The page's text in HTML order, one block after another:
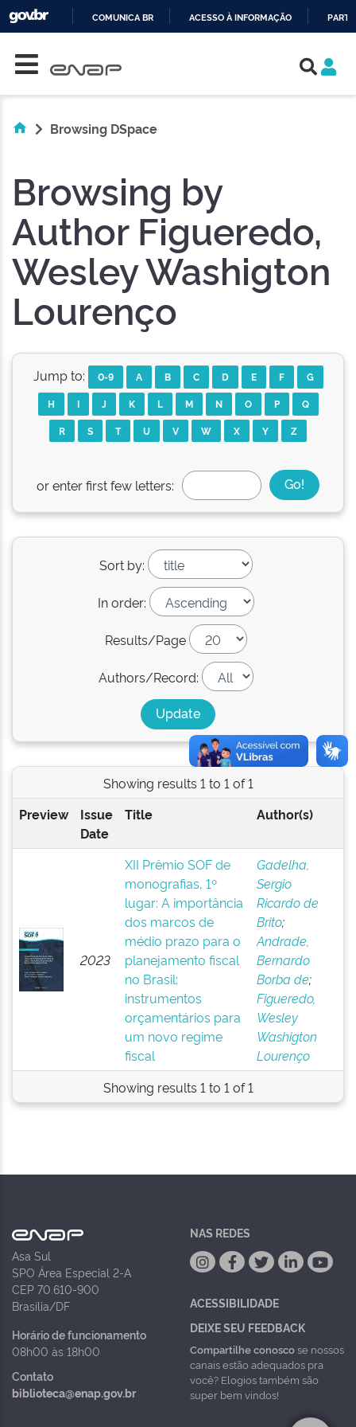
COMUNICA BR ACESSO À INFORMAÇÃO
Browsing DSpace
Browsing by
Author Figueredo,
Wesley Washigton
Lourenço
Jump to: 0-9 A B C D E F
G
H
I J K L M N O P
Q
R
S T U V W X Y Z
or enter first few letters:
Sort by:
In order:
Results/Page
Authors/Record:
Showing results 1 to 1 of 1
Preview
Issue
Date
Title Author(s)
2023
XII Prêmio SOF de
monografias, 1º
lugar: A importância
dos marcos de
médio prazo para o
planejamento fiscal
no Brasil:
instrumentos
orçamentários para
um novo regime
fiscal
Gadelha,
Sergio
Ricardo de
Brito;
Andrade,
Bernardo
Borba de;
Figueredo,
Wesley
Washigton
Lourenço
Showing results 1 to 1 of 1
Asa Sul
SPO Área Especial 2-A
CEP 70.610-900
Brasília/DF
Horário de funcionamento
08h00 às 18h00
Contato
biblioteca@enap.gov.br
NAS REDES
ACESSIBILIDADE
DEIXE SEU FEEDBACK
Compartilhe conoscose nossos
canais estão adequados pra
você? Elogios também são
super bem vindos!